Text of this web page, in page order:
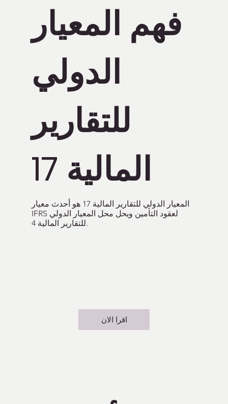
فهم المعيار
الدولي
للتقارير
المالية 17
المعيار الدولي للتقارير المالية 17 هو أحدث معيار
IFRS لعقود التأمين ويحل محل المعيار الدولي
للتقارير المالية 4.
اقرا الان